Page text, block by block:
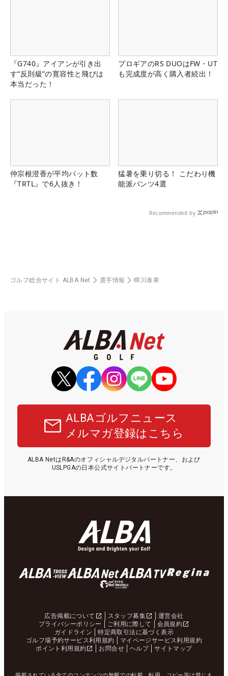
『G740』アイアンが引き出
す“反則級”の寛容性と飛びは
本当だった！
プロギアのRS DUOはFW・UT
も完成度が高く購入者続出！
仲宗根澄香が平均パット数
『TRTL』で6人抜き！
猛暑を乗り切る！ こだわり機
能派パンツ4選
Recommended by
ゴルフ総合サイト ALBA Net 選手情報 蟬川泰果
ALBAゴルフニュース
メルマガ登録はこちら
ALBA NetはR&Aのオフィシャルデジタルパートナー、および
USLPGAの日本公式サイトパートナーです。
広告掲載について スタッフ募集
運営会社
プライバシーポリシー
ご利用に際して
会員規約
ガイドライン
特定商取引法に基づく表示
ゴルフ場予約サービス利用規約
マイページサービス利用規約
ポイント利用規約
お問合せ ヘルプ サイトマップ